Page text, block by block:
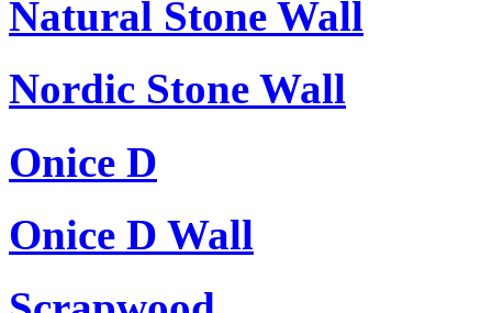
Natural Stone Wall
Nordic Stone Wall
Onice D
Onice D Wall